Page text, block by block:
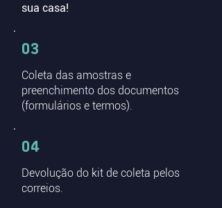
sua casa!
03
Coleta das amostras e
preenchimento dos documentos
(formulários e termos).
04
Devolução do kit de coleta pelos
correios.